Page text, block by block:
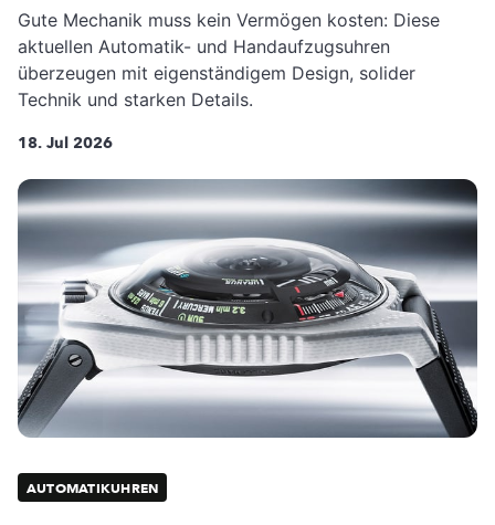
Gute Mechanik muss kein Vermögen kosten: Diese
aktuellen Automatik- und Handaufzugsuhren
überzeugen mit eigenständigem Design, solider
Technik und starken Details.
18. Jul 2026
AUTOMATIKUHREN